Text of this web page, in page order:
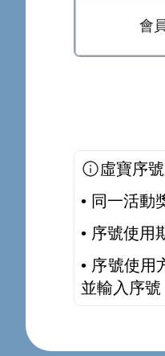
會
虛寶序
• 同一活動
• 序號使用
• 序號使
並輸入序